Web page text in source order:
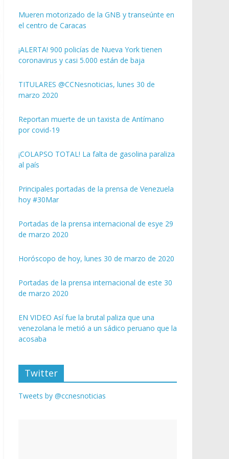
Mueren motorizado de la GNB y transeúnte en
el centro de Caracas
¡ALERTA! 900 policías de Nueva York tienen
coronavirus y casi 5.000 están de baja
TITULARES @CCNesnoticias, lunes 30 de
marzo 2020
Reportan muerte de un taxista de Antímano
por covid-19
¡COLAPSO TOTAL! La falta de gasolina paraliza
al país
Principales portadas de la prensa de Venezuela
hoy #30Mar
Portadas de la prensa internacional de esye 29
de marzo 2020
Horóscopo de hoy, lunes 30 de marzo de 2020
Portadas de la prensa internacional de este 30
de marzo 2020
EN VIDEO Así fue la brutal paliza que una
venezolana le metió a un sádico peruano que la
acosaba
Twitter
Tweets by @ccnesnoticias